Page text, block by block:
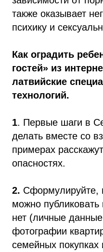
также оказывает
психику и
Как оградить
гостей» из
латвийские
технологий.
1. Первые шаги в
делать вместе со
примерах
опасностях.
2. Сформулируйте,
можно публиковать
нет (личные
фотографии
семейных покупках